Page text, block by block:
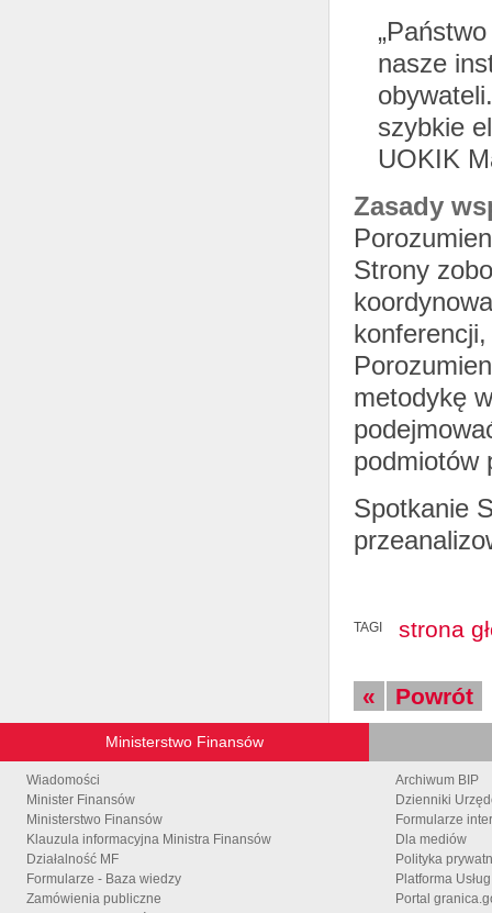
nasze
szybkie
UOKIK
Zasady
Strony
metodykę
podmiotów
Spotkanie
TAGI strona
« Powrót
Ministerstwo Finansów
Wiadomości
Minister Finansów
Ministerstwo Finansów
Klauzula informacyjna Ministra Finansów
Działalność MF
Formularze - Baza wiedzy
Zamówienia publiczne
Archiwum BIP
Dzienniki
Formularze
Dla mediów
Polityka
Platforma
Portal